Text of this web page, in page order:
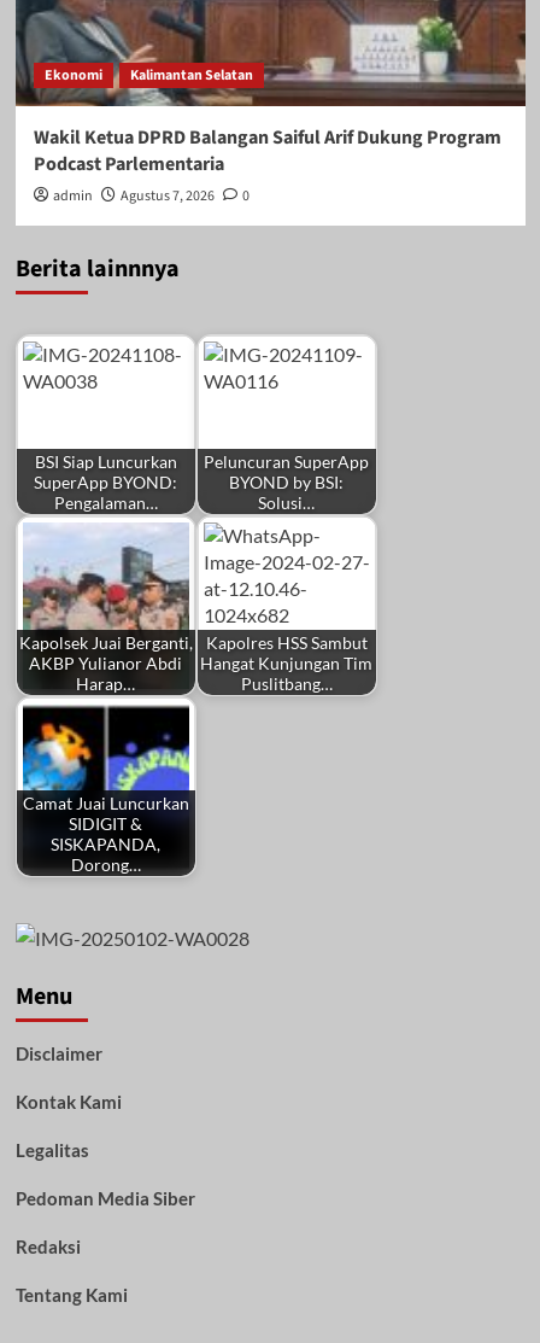
Ekonomi Kalimantan Selatan
Wakil Ketua DPRD Balangan Saiful Arif Dukung Program
Podcast Parlementaria
admin Agustus 7, 2026 0
Berita lainnnya
BSI Siap Luncurkan
SuperApp BYOND:
Pengalaman…
Peluncuran SuperApp
BYOND by BSI:
Solusi…
Kapolsek Juai Berganti,
AKBP Yulianor Abdi
Harap…
Kapolres HSS Sambut
Hangat Kunjungan Tim
Puslitbang…
Camat Juai Luncurkan
SIDIGIT &
SISKAPANDA,
Dorong…
Menu
Disclaimer
Kontak Kami
Legalitas
Pedoman Media Siber
Redaksi
Tentang Kami